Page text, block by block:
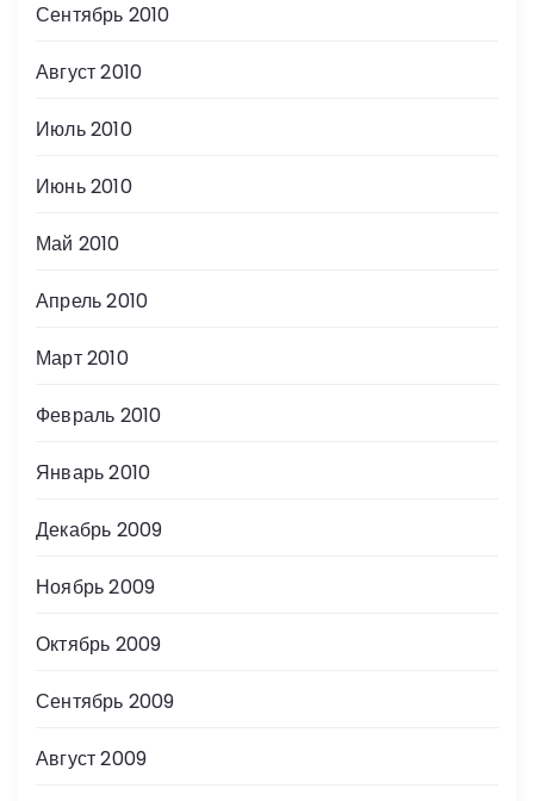
Сентябрь 2010
Август 2010
Июль 2010
Июнь 2010
Май 2010
Апрель 2010
Март 2010
Февраль 2010
Январь 2010
Декабрь 2009
Ноябрь 2009
Октябрь 2009
Сентябрь 2009
Август 2009